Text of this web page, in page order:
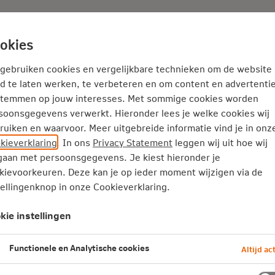
Adviseur Nieuws
Service en Contact
verduurzamen en klimaatbestendig wonen
en gezond wonen, zo helpen wij je
en gezond wonen, zo
wij je
Nederlanden vindt het belangrijk dat jij fijn,
en gezond kunt wonen en leven. Nu en later.
wonen dus, in de breedste zin van het
cookies en vergelijkbare technieken om de website
te laten werken, te verbeteren en om content en
op jouw interesses. Met sommige cookies worden
verwerkt. Hieronder lees je welke cookies wij
en waarvoor. Meer uitgebreide informatie vind je in
. In ons Privacy Statement leggen wij uit hoe wij
met persoonsgegevens. Je kiest hieronder je
Deze kan je op ieder moment wijzigen via de
in onze Cookieverklaring.
instellingen
Functionele en Analytische cookies Altijd